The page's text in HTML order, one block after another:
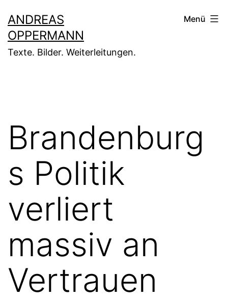
Inhalt
springen
ANDREAS
OPPERMANN
Texte. Bilder. Weiterleitungen.
Menü
Brandenburg
s Politik
verliert
massiv an
Vertrauen